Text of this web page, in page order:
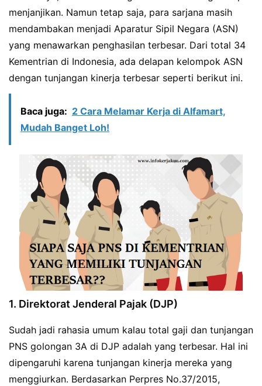
menjanjikan. Namun tetap saja, para sarjana masih
mendambakan menjadi Aparatur Sipil Negara (ASN)
yang menawarkan penghasilan terbesar. Dari total 34
Kementrian di Indonesia, ada delapan kelompok ASN
dengan tunjangan kinerja terbesar seperti berikut ini.
Baca juga: 2 Cara Melamar Kerja di Alfamart,
Mudah Banget Loh!
1. Direktorat Jenderal Pajak (DJP)
Sudah jadi rahasia umum kalau total gaji dan tunjangan
PNS golongan 3A di DJP adalah yang terbesar. Hal ini
dipengaruhi karena tunjangan kinerja mereka yang
menggiurkan. Berdasarkan Perpres No.37/2015,